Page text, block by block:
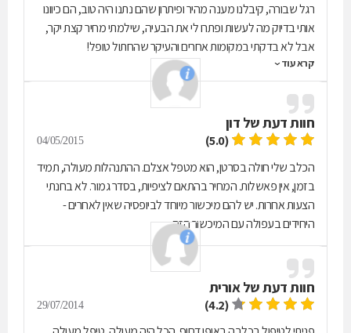
רגל שבורה, קיבלנו מענה מהיר ופיתרון שהם נתנו היה טוב, הם כיוונו
אותי בדיוק מה לעשות ופתרו לי את הבעיה, שילמתי מחיר קצת יקר,
אבל לא בדקתי במקומות אחרים והעיקר שהחתול טופל!
קרא עוד
חוות דעת של דון
(5.0)
04/05/2015
הכלב שלי חולה בסרטן, הוא מטפל אצלם. ההתנהלות מעולה, תמיד
בזמן, אין פאשלות. המחיר בהתאם לציפיות, בסדר גמור. לא בחנתי
הצעות אחרות. יש להם מיכשור מיוחד לביופסיה שאין לאחרים -
היחידים בעפולה עם המיכשור הזה.
חוות דעת שלאורית
(4.2)
29/07/2014